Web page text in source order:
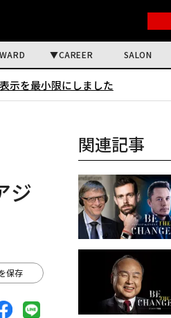
CAREER SALON
示を最小限にしました
ジ
保存
関連記事